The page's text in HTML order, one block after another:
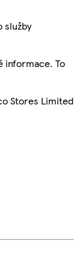
služby
informace. To
Stores Limited